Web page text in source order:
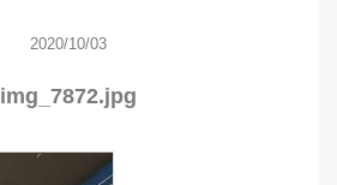
2020/10/03
img_7872.jpg